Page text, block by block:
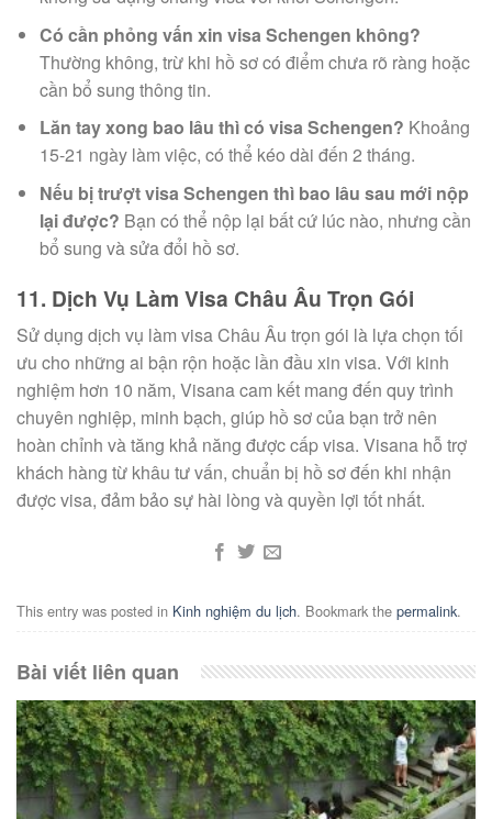
Có cần phỏng vấn xin visa Schengen không?
Thường không, trừ khi hồ sơ có điểm chưa rõ ràng hoặc
cần bổ sung thông tin.
Lăn tay xong bao lâu thì có visa Schengen? Khoảng
15-21 ngày làm việc, có thể kéo dài đến 2 tháng.
Nếu bị trượt visa Schengen thì bao lâu sau mới nộp
lại được? Bạn có thể nộp lại bất cứ lúc nào, nhưng cần
bổ sung và sửa đổi hồ sơ.
11. Dịch Vụ Làm Visa Châu Âu Trọn Gói
Sử dụng dịch vụ làm visa Châu Âu trọn gói là lựa chọn tối
ưu cho những ai bận rộn hoặc lần đầu xin visa. Với kinh
nghiệm hơn 10 năm, Visana cam kết mang đến quy trình
chuyên nghiệp, minh bạch, giúp hồ sơ của bạn trở nên
hoàn chỉnh và tăng khả năng được cấp visa. Visana hỗ trợ
khách hàng từ khâu tư vấn, chuẩn bị hồ sơ đến khi nhận
được visa, đảm bảo sự hài lòng và quyền lợi tốt nhất.
This entry was posted in Kinh nghiệm du lịch. Bookmark the permalink.
Bài viết liên quan